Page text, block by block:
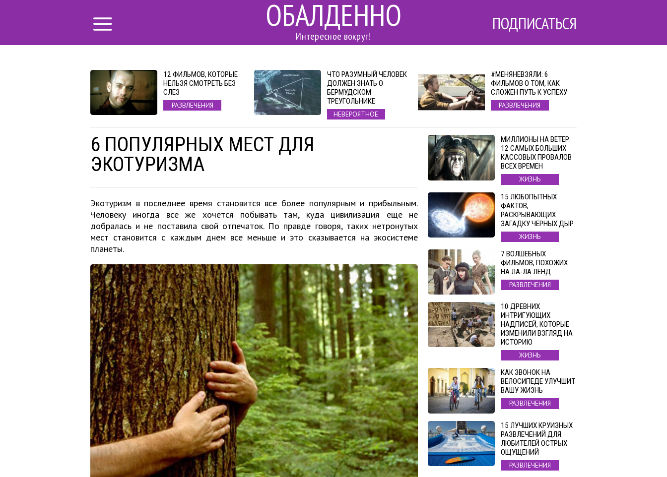
ОБАЛДЕННО
Интересное вокруг!
ПОДПИСАТЬСЯ
12 ФИЛЬМОВ, КОТОРЫЕ
НЕЛЬЗЯ СМОТРЕТЬ БЕЗ
СЛЕЗ
РАЗВЛЕЧЕНИЯ
ЧТО РАЗУМНЫЙ ЧЕЛОВЕК
ДОЛЖЕН ЗНАТЬ О
БЕРМУДСКОМ
ТРЕУГОЛЬНИКЕ
НЕВЕРОЯТНОЕ
#МЕНЯНЕВЗЯЛИ: 6
ФИЛЬМОВ О ТОМ, КАК
СЛОЖЕН ПУТЬ К УСПЕХУ
РАЗВЛЕЧЕНИЯ
6 ПОПУЛЯРНЫХ МЕСТ ДЛЯ
ЭКОТУРИЗМА
Экотуризм в последнее время становится все более популярным и прибыльным.
Человеку иногда все же хочется побывать там, куда цивилизация еще не
добралась и не поставила свой отпечаток. По правде говоря, таких нетронутых
мест становится с каждым днем все меньше и это сказывается на экосистеме
планеты.
МИЛЛИОНЫ НА ВЕТЕР:
12 САМЫХ БОЛЬШИХ
КАССОВЫХ ПРОВАЛОВ
ВСЕХ ВРЕМЕН
ЖИЗНЬ
15 ЛЮБОПЫТНЫХ
ФАКТОВ,
РАСКРЫВАЮЩИХ
ЗАГАДКУ ЧЕРНЫХ ДЫР
ЖИЗНЬ
7 ВОЛШЕБНЫХ
ФИЛЬМОВ, ПОХОЖИХ
НА ЛА-ЛА ЛЕНД
РАЗВЛЕЧЕНИЯ
10 ДРЕВНИХ
ИНТРИГУЮЩИХ
НАДПИСЕЙ, КОТОРЫЕ
ИЗМЕНИЛИ ВЗГЛЯД НА
ИСТОРИЮ
ЖИЗНЬ
КАК ЗВОНОК НА
ВЕЛОСИПЕДЕ УЛУЧШИТ
ВАШУ ЖИЗНЬ
РАЗВЛЕЧЕНИЯ
15 ЛУЧШИХ КРУИЗНЫХ
РАЗВЛЕЧЕНИЙ ДЛЯ
ЛЮБИТЕЛЕЙ ОСТРЫХ
ОЩУЩЕНИЙ
РАЗВЛЕЧЕНИЯ